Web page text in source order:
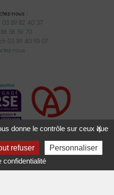
nous :
03 89 82 40 37
58 59 70
03 89 40 93 07
nous
- Conception2exviaavecMasteredit
X
donne le contrôle sur ceux que
refuser
Personnaliser
confidentialité